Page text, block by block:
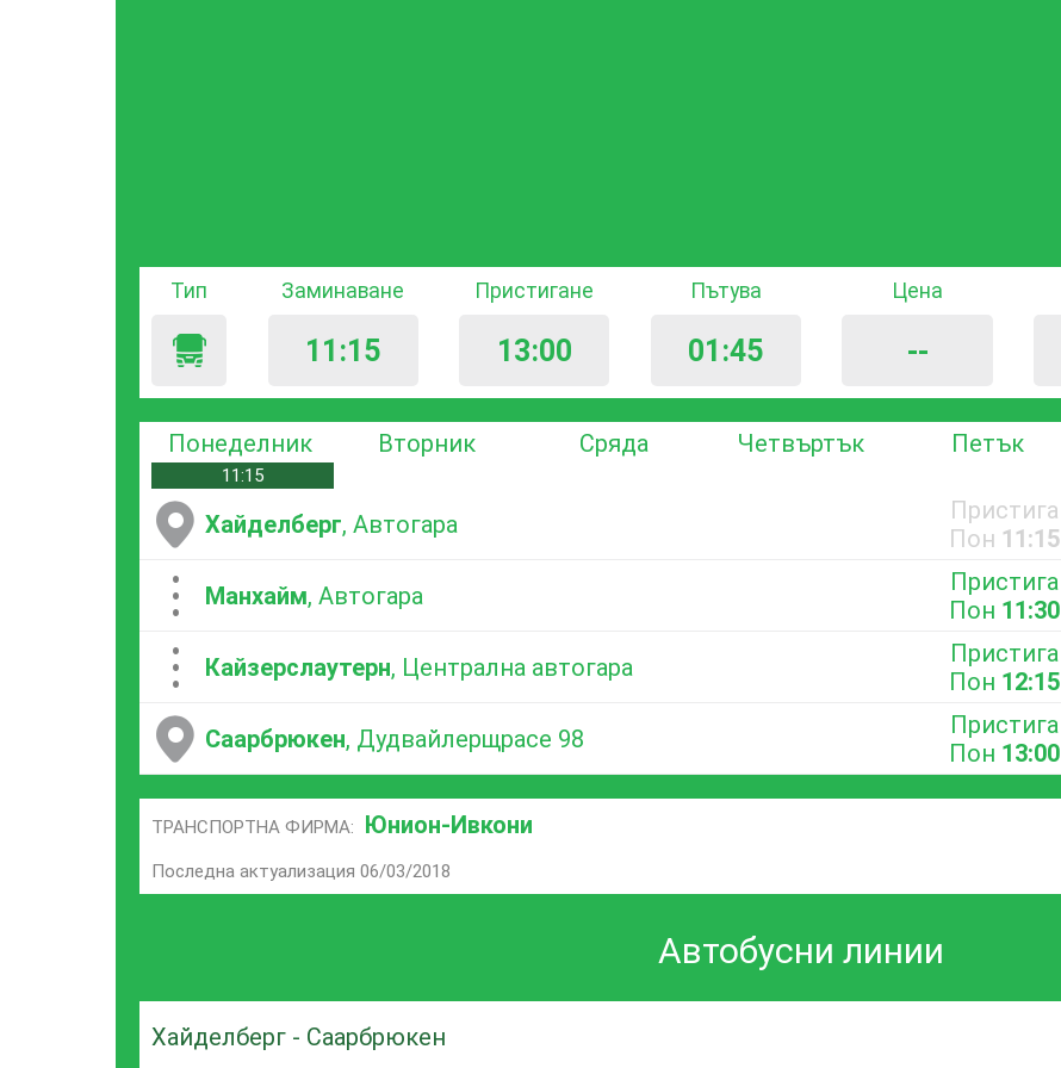
Тип Заминаване
11:15
Пристигане
13:00
Пътува
01:45
Цена
--
Понеделник
11:15
Вторник Сряда Четвъртък Петък
Хайделберг, Автогара
Пристига
Пон 11:15
...Манхайм, Автогара
Пристига
Пон 11:30
...Кайзерслаутерн, Централна автогара
Пристига
Пон 12:15
Саарбрюкен, Дудвайлерщрасе 98
Пристига
Пон 13:00
ТРАНСПОРТНА ФИРМА: Юнион-Ивкони
Последна актуализация 06/03/2018
Автобусни линии
Хайделберг - Саарбрюкен